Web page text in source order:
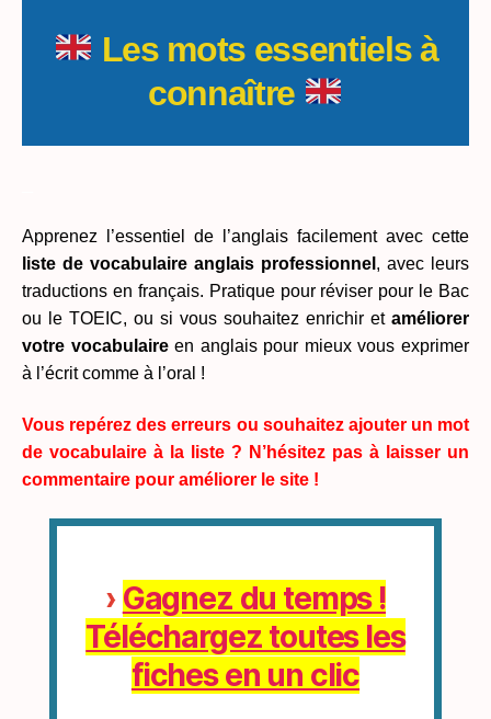
Les mots essentiels à
connaître
Apprenez l’essentiel de l’anglais facilement avec cette
liste de vocabulaire anglais professionnel , avec leurs
traductions en français. Pratique pour réviser pour le Bac
ou le TOEIC, ou si vous souhaitez enrichir et améliorer
votre vocabulaireen anglais pour mieux vous exprimer
à l’écrit comme à l’oral !
Vous repérez des erreurs ou souhaitez ajouter un mot
de vocabulaire à la liste ? N’hésitez pas à laisser un
commentaire pour améliorer le site !
› Gagnez du temps !
Téléchargez toutes les
fiches en un clic